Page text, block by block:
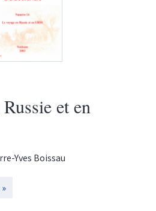
et en
Yves Boissau